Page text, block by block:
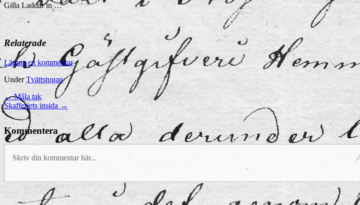
Gilla Laddar in …
Relaterade
Lämna en kommentar
UnderTvättstugan
←Måla tak
Skafferiets insida →
Kommentera